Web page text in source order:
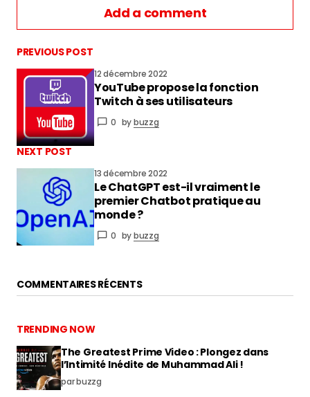
vous connecter
12 décembre 2022
YouTube propose la fonction
13 décembre 2022
Le ChatGPT est-il vraiment le
premier Chatbot pratique au
COMMENTAIRES RÉCENTS
The Greatest Prime Video : Plongez dans
l’Intimité Inédite de Muhammad Ali !